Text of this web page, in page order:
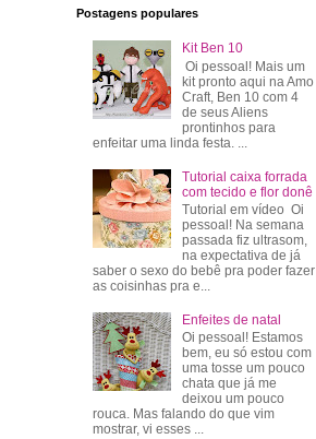
Postagens populares
Kit Ben 10
Oi pessoal! Mais um
kit pronto aqui na Amo
Craft, Ben 10 com 4
de seus Aliens
prontinhos para
enfeitar uma linda festa. ...
Tutorial caixa forrada
com tecido e flor donê
Tutorial em vídeo Oi
pessoal! Na semana
passada fiz ultrasom,
na expectativa de já
saber o sexo do bebê pra poder fazer
as coisinhas pra e...
Enfeites de natal
Oi pessoal! Estamos
bem, eu só estou com
uma tosse um pouco
chata que já me
deixou um pouco
rouca. Mas falando do que vim
mostrar, vi esses ...